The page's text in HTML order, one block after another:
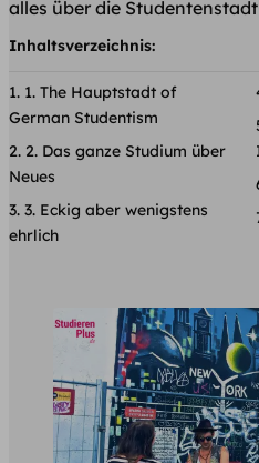
alles über die
Inhaltsverzeichnis:
1. The Hauptstadt of
German Studentism
2. Das ganze Studium über
Neues
3. Eckig aber wenigstens
ehrlich